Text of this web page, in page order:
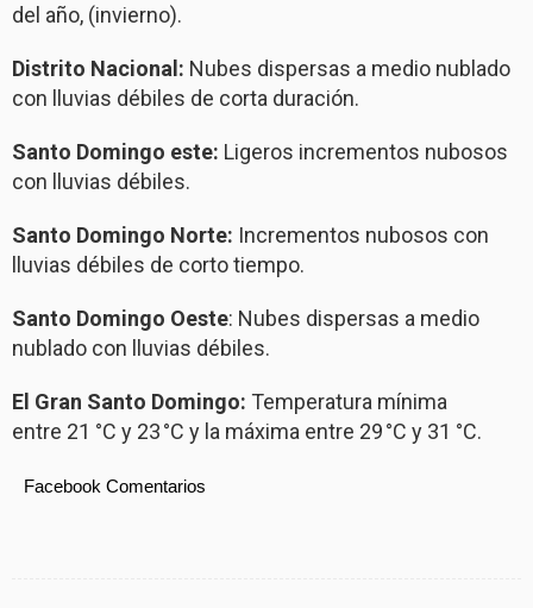
del año, (invierno).
Distrito Nacional: Nubes dispersas a medio nublado
con lluvias débiles de corta duración.
Santo Domingo este: Ligeros incrementos nubosos
con lluvias débiles.
Santo Domingo Norte: Incrementos nubosos con
lluvias débiles de corto tiempo.
Santo Domingo Oeste: Nubes dispersas a medio
nublado con lluvias débiles.
El Gran Santo Domingo: Temperatura mínima
entre 21 °C y 23 °C y la máxima entre 29 °C y 31 °C.
Facebook Comentarios